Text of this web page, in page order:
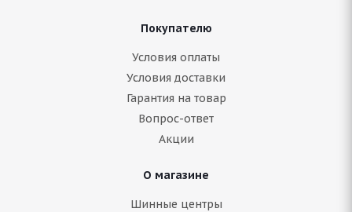
Bridgestone Blizzak Spike 02 235/65 R18 110T
Покупателю
Условия оплаты
Условия доставки
Гарантия на товар
Вопрос-ответ
Акции
О магазине
Шинные центры